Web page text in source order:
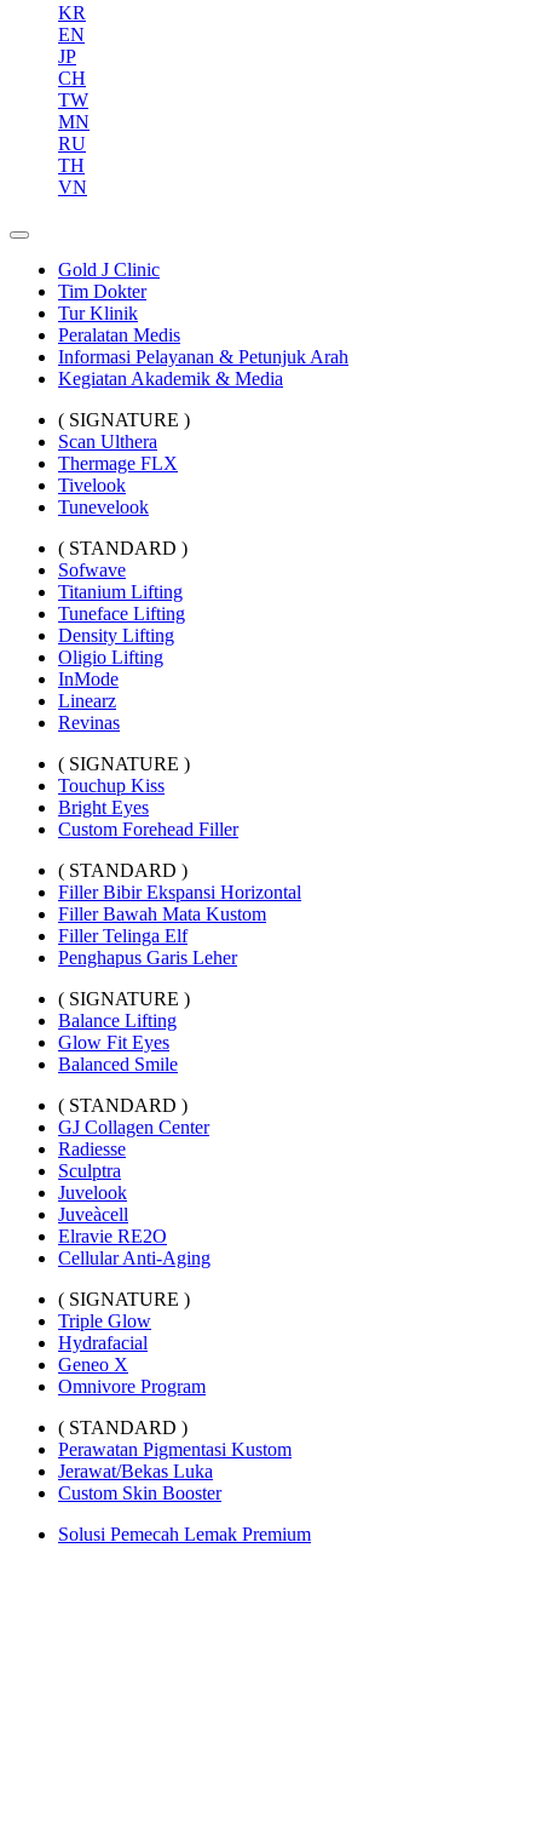
KR
EN
JP
CH
TW
MN
RU
TH
VN
Gold J Clinic
Tim Dokter
Tur Klinik
Peralatan Medis
Informasi Pelayanan & Petunjuk Arah
Kegiatan Akademik & Media
( SIGNATURE )
Scan Ulthera
Thermage FLX
Tivelook
Tunevelook
( STANDARD )
Sofwave
Titanium Lifting
Tuneface Lifting
Density Lifting
Oligio Lifting
InMode
Linearz
Revinas
( SIGNATURE )
Touchup Kiss
Bright Eyes
Custom Forehead Filler
( STANDARD )
Filler Bibir Ekspansi Horizontal
Filler Bawah Mata Kustom
Filler Telinga Elf
Penghapus Garis Leher
( SIGNATURE )
Balance Lifting
Glow Fit Eyes
Balanced Smile
( STANDARD )
GJ Collagen Center
Radiesse
Sculptra
Juvelook
Juveàcell
Elravie RE2O
Cellular Anti-Aging
( SIGNATURE )
Triple Glow
Hydrafacial
Geneo X
Omnivore Program
( STANDARD )
Perawatan Pigmentasi Kustom
Jerawat/Bekas Luka
Custom Skin Booster
Solusi Pemecah Lemak Premium